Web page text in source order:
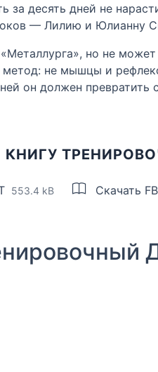
за десять дней не
— Лилию и Юлианну
но не
не мышцы и
он должен
КНИГУ
553.4 kB Скачать